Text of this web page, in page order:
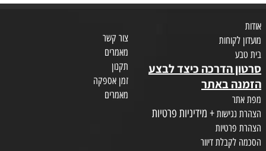
אודות
מועדון לקוחות
בית טבע
סרטון הדרכה כיצד לבצע
הזמנה באתר
מפת אתר
הצהרת נגישות + מידיניות פרטיות
הצהרת פרטיות
הסכמה לקבלת דיוור
צור קשר
מאמרים
תקנון
זמן אספקה
מאמרים